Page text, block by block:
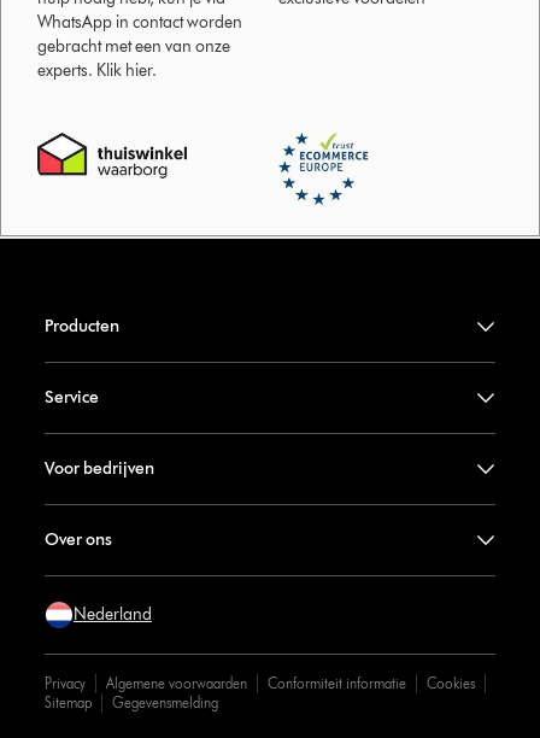
WhatsApp in contact worden
gebracht met een van onze
experts. Klik hier.
Producten
Service
Voor bedrijven
Over ons
Nederland
Privacy Algemene voorwaarden Conformiteit informatie
Cookies
Sitemap
Gegevensmelding